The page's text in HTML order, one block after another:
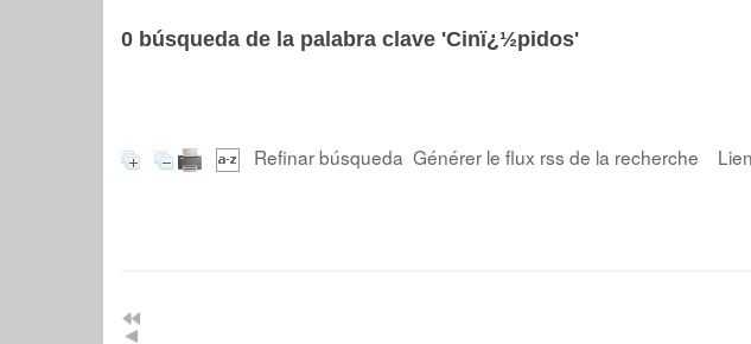
0 búsqueda de la palabra clave 'Cinï¿½pidos'
Refinar búsqueda Générer le flux rss de la recherche